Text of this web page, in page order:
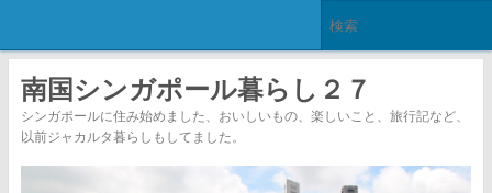
南国シンガポール暮らし２７
シンガポールに住み始めました、おいしいもの、楽しいこと、旅行記など、
以前ジャカルタ暮らしもしてました。